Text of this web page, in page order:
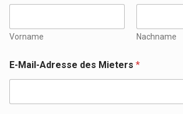
Vorname Nachname
E-Mail-Adresse des Mieters*